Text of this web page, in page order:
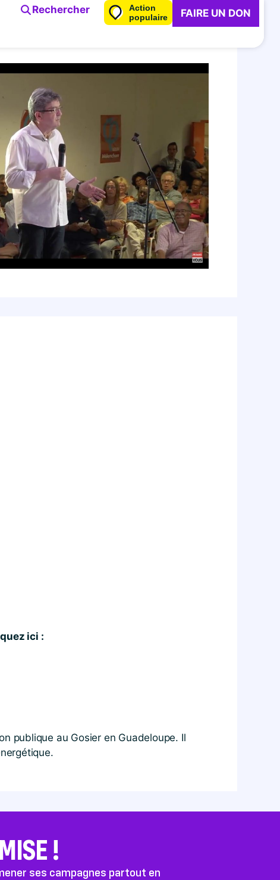
Rechercher
Action
populaire
FAIRE UN DON
ici :
publique au Gosier en Guadeloupe. Il
!
ses campagnes partout en